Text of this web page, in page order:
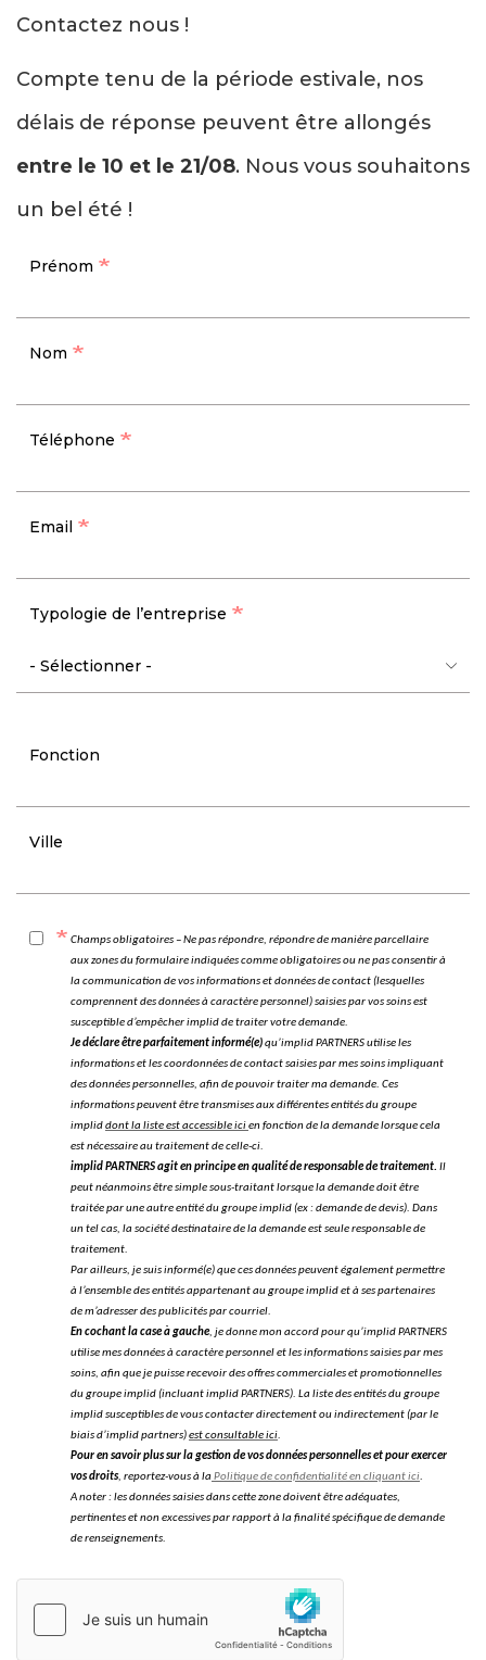
Contactez nous !
Compte tenu de la période estivale, nos
délais de réponse peuvent être allongés
entre le 10 et le 21/08. Nous vous souhaitons
un bel été !
Prénom
Nom
Téléphone
Email
Typologie de l’entreprise
Fonction
Ville
Champs obligatoires – Ne pas répondre, répondre de manière parcellaire
aux zones du formulaire indiquées comme obligatoires ou ne pas consentir à
la communication de vos informations et données de contact (lesquelles
comprennent des données à caractère personnel) saisies par vos soins est
susceptible d’empêcher implid de traiter votre demande.
Je déclare être parfaitement informé(e)qu’implid PARTNERS utilise les
informations et les coordonnées de contact saisies par mes soins impliquant
des données personnelles, afin de pouvoir traiter ma demande. Ces
informations peuvent être transmises aux différentes entités du groupe
impliddont la liste est accessible ici en fonction de la demande lorsque cela
est nécessaire au traitement de celle-ci.
implid PARTNERS agit en principe en qualité de responsable de traitement. Il
peut néanmoins être simple sous-traitant lorsque la demande doit être
traitée par une autre entité du groupe implid (ex : demande de devis). Dans
un tel cas, la société destinataire de la demande est seule responsable de
traitement.
Par ailleurs, je suis informé(e) que ces données peuvent également permettre
à l’ensemble des entités appartenant au groupe implid et à ses partenaires
de m’adresser des publicités par courriel.
En cochant la case à gauche, je donne mon accord pour qu’implid PARTNERS
utilise mes données à caractère personnel et les informations saisies par mes
soins, afin que je puisse recevoir des offres commerciales et promotionnelles
du groupe implid (incluant implid PARTNERS). La liste des entités du groupe
implid susceptibles de vous contacter directement ou indirectement (par le
biais d’implid partners)est consultable ici.
Pour en savoir plus sur la gestion de vos données personnelles et pour exercer
vos droits, reportez-vous à laPolitique de confidentialité en cliquant ici.
A noter : les données saisies dans cette zone doivent être adéquates,
pertinentes et non excessives par rapport à la finalité spécifique de demande
de renseignements.